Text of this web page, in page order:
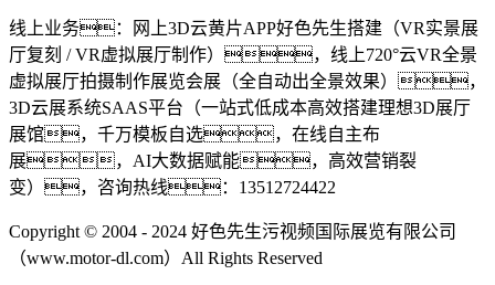
线上业务：网上3D云黄片APP好色先生搭建（VR实景展
厅复刻 / VR虚拟展厅制作），线上720°云VR全景
虚拟展厅拍摄制作展览会展（全自动出全景效果），
3D云展系统SAAS平台（一站式低成本高效搭建理想3D展厅
展馆，千万模板自选，在线自主布
展，AI大数据赋能，高效营销裂
变），咨询热线：13512724422
Copyright © 2004 - 2024 好色先生污视频国际展览有限公司
（www.motor-dl.com）All Rights Reserved